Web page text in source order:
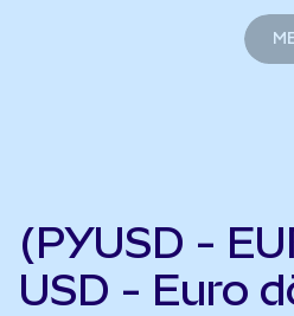
(PYUSD -
USD - Euro